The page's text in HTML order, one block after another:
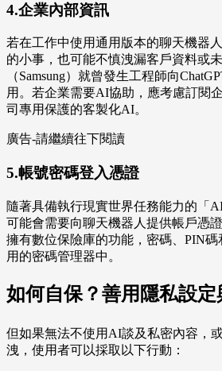
4.企業內部資訊
若在工作中使用通用版本的聊天機器
的小事，也可能不慎洩漏客戶資料或
（Samsung）就曾發生工程師向
用。若企業需要AI協助，應考慮訂閱
司專用保護的客製化AI。
廣告-請繼續往下閱讀
5.帳號密碼登入憑證
隨著具備執行現實世界任務能力的「
可能會需要向聊天機器人提供帳戶憑
擁有數位保險庫的功能，密碼、PIN
用的密碼管理器中。
如何自保？善用隱私設
但如果無法不使用AI談及私密內容，
洩，使用者可以採取以下行動：